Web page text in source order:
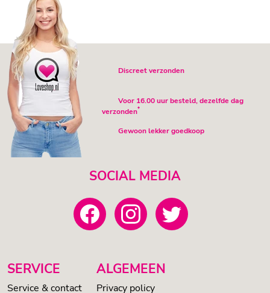
Discreet verzonden
Voor 16.00 uur besteld, dezelfde dag
verzonden*
Gewoon lekker goedkoop
SOCIAL MEDIA
SERVICE
Service & contact
ALGEMEEN
Privacy policy